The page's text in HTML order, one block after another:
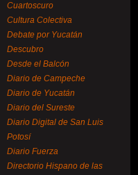
Cuartoscuro
Cultura Colectiva
Debate por Yucatán
Descubro
Desde el Balcón
Diario de Campeche
Diario de Yucatán
Diario del Sureste
Diario Digital de San Luis
Potosí
Diario Fuerza
Directorio Hispano de las